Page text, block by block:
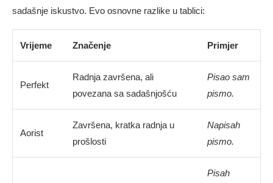
sadašnje iskustvo. Evo osnovne razlike u tablici:
Vrijeme Značenje Primjer
Perfekt
Radnja završena, ali
povezana sa sadašnjošću
Pisao sam
pismo.
Aorist
Završena, kratka radnja u
prošlosti
Napisah
pismo.
Pisah